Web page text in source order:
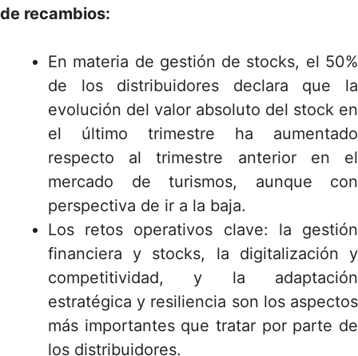
de recambios:
En materia de gestión de stocks, el 50%
de los distribuidores declara que la
evolución del valor absoluto del stock en
el último trimestre ha aumentado
respecto al trimestre anterior en el
mercado de turismos, aunque con
perspectiva de ir a la baja.
Los retos operativos clave: la gestión
financiera y stocks, la digitalización y
competitividad, y la adaptación
estratégica y resiliencia son los aspectos
más importantes que tratar por parte de
los distribuidores.